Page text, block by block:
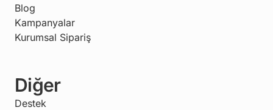
Blog
Kampanyalar
Kurumsal Sipariş
Diğer
Destek